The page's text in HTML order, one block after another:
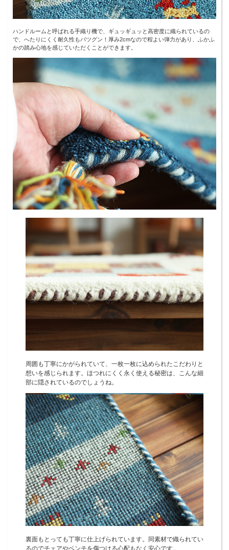
ハンドルームと呼ばれる手織り機で、ギュッギュッと高密度に織られているの
で、へたりにくく耐久性もバツグン！厚み2cmなので程よい弾力があり、ふかふ
かの踏み心地を感じていただくことができます。
周囲も丁寧にかがられていて、一枚一枚に込められたこだわりと
想いを感じられます。ほつれにくく永く使える秘密は、こんな細
部に隠されているのでしょうね。
裏面もとっても丁寧に仕上げられています。同素材で織られてい
るのでチェアやベンチを傷つける心配もなく安心です。